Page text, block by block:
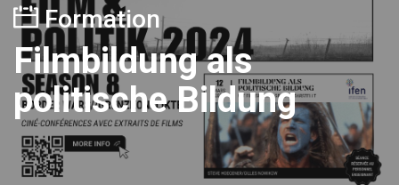
Formation
Filmbildung als
politische Bildung